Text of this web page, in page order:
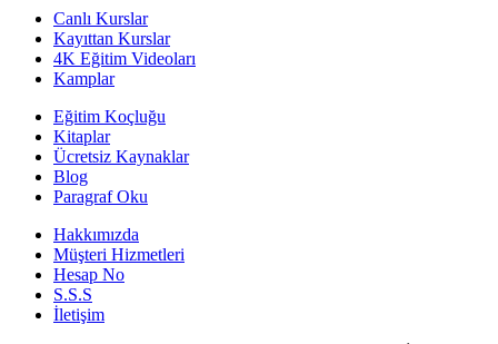
Canlı Kurslar
Kayıttan Kurslar
4K Eğitim Videoları
Kamplar
Eğitim Koçluğu
Kitaplar
Ücretsiz Kaynaklar
Blog
Paragraf Oku
Hakkımızda
Müşteri Hizmetleri
Hesap No
S.S.S
İletişim